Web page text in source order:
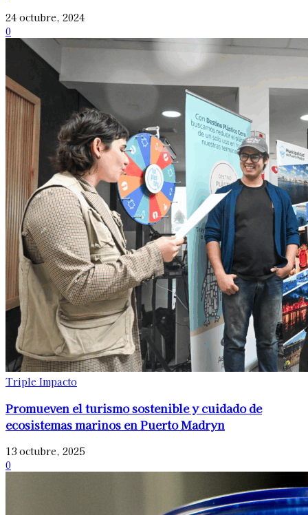
24 octubre, 2024
0
Triple Impacto
Promueven el turismo sostenible y cuidado de
ecosistemas marinos en Puerto Madryn
13 octubre, 2025
0